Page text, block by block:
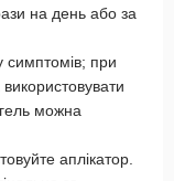
на день або за
симптомів; при
можна
аплікатор.